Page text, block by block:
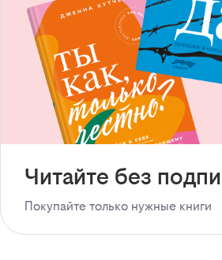
Читайте без
Покупайте только нужные книги